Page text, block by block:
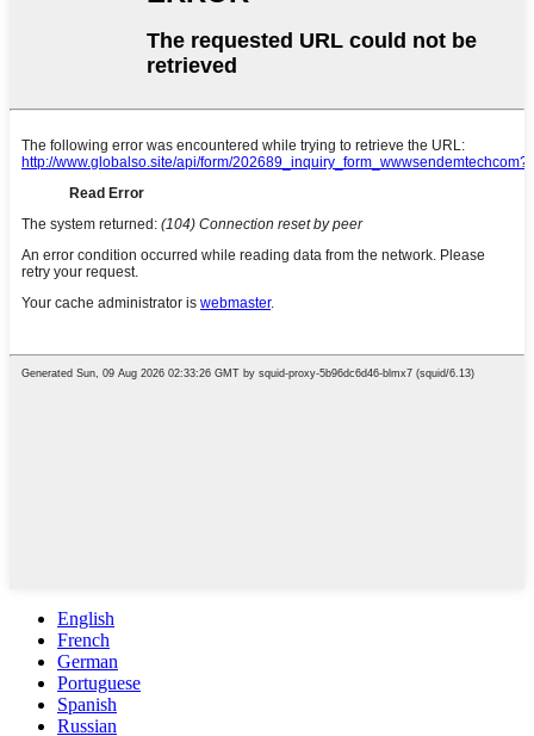
English
French
German
Portuguese
Spanish
Russian